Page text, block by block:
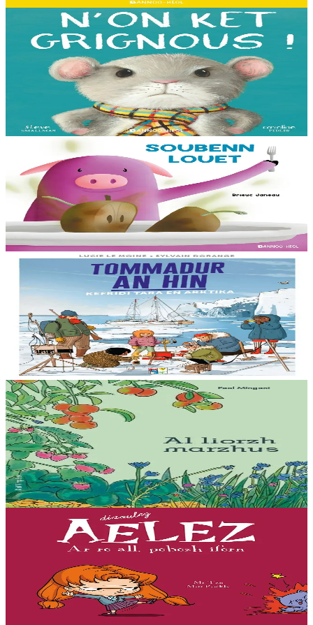
3 bloaz hag ouzhpenn
Bannoù-heol
N'on ket grignous !
E penn ar c’hoad ez eus ul logodenn vihan o chom. Brudet eo
Logodennig evit bezañ grignousañ ha teodekañ logodenn ar vro. Un
deiz en em gav gant ur broc’hig...
Er stok13,00 €
3 bloaz hag ouzhpenn
Soubenn louet
C'hoant bras en deuz Rozig da fardañ ur pred a-feson d'e vignoned.
Ganto e vo ur c'houviad dic'hortoz avat...
Er stok8,00 €
8 vloaz hag ouzhpenn
Bannoù-heol
Tommadur an hin : Kefridi Tara en Arktika
Anavezout a ra mat Billy ar mor ha tommadur an hin : studiañ a ra
he mamm ar skornegoù oteuziñ e bourzh ur vag skiantel, ar
oueletenn Tara. Kinnig a ra Billy...
Er stok15,00 €
15 vloaz hag ouzhpenn
Bannoù-heol
Al liorzh marzhus
Un dastumad kronikennoù war al liorzhañ : penaos gounit legumaj
ha derc’hel ur bevliesseurted pinvidik el liorzh ? Danvez al levr-mañ
zo bet skrivet e...
Er stok18,00 €
Ar re all, pebezh ifern
« Evit lakaat ma zud da dreiñ sot, boureviañ ma c’hazh droch,
stourm a-enep Jadenn hag he mignonezed pe frailhañ kalon Jafrez...
em bez atav mennozhioù dedennus !...